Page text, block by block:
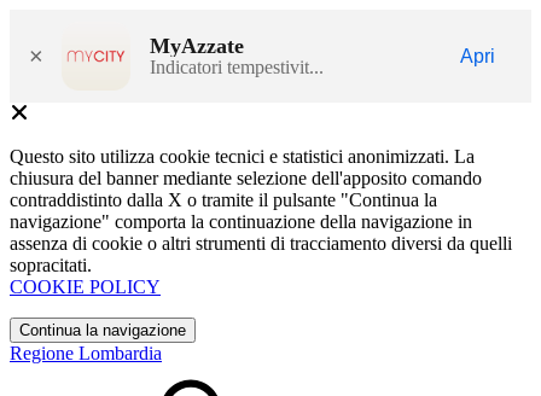
× MyAzzate
Indicatori tempestivit...
Apri
Questo sito utilizza cookie tecnici e statistici anonimizzati. La
chiusura del banner mediante selezione dell'apposito comando
contraddistinto dalla X o tramite il pulsante "Continua la
navigazione" comporta la continuazione della navigazione in
assenza di cookie o altri strumenti di tracciamento diversi da quelli
sopracitati.
COOKIE POLICY
Continua la navigazione
Regione Lombardia